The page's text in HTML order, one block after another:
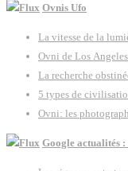
Ovnis Ufo
La vitesse de la
Ovni de Los
La recherche
5 types de
Ovni: les
Google actualités